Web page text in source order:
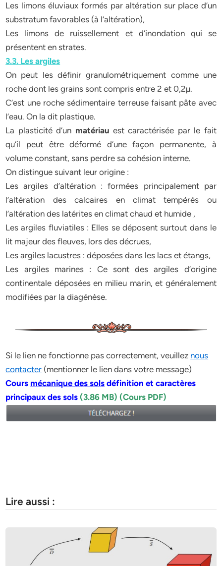
Les limons éluviaux formés par altération sur place d’un
substratum favorables (à l’altération),
Les limons de ruissellement et d’inondation qui se
présentent en strates.
3.3. Les argiles
On peut les définir granulométriquement comme une
roche dont les grains sont compris entre 2 et 0,2µ.
C’est une roche sédimentaire terreuse faisant pâte avec
l’eau. On la dit plastique.
La plasticité d’un matériau est caractérisée par le fait
qu’il peut être déformé d’une façon permanente, à
volume constant, sans perdre sa cohésion interne.
On distingue suivant leur origine :
Les argiles d’altération : formées principalement par
l’altération des calcaires en climat tempérés ou
l’altération des latérites en climat chaud et humide ,
Les argiles fluviatiles : Elles se déposent surtout dans le
lit majeur des fleuves, lors des décrues,
Les argiles lacustres : déposées dans les lacs et étangs,
Les argiles marines : Ce sont des argiles d’origine
continentale déposées en milieu marin, et généralement
modifiées par la diagénèse.
Si le lien ne fonctionne pas correctement, veuillez nous
contacter (mentionner le lien dans votre message)
Cours mécanique des sols définition et caractères
principaux des sols(3.86 MB) (Cours PDF)
Lire aussi :